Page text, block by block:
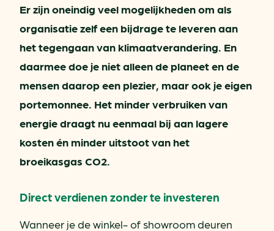
Er zijn oneindig veel mogelijkheden om als
organisatie zelf een bijdrage te leveren aan
het tegengaan van klimaatverandering. En
daarmee doe je niet alleen de planeet en de
mensen daarop een plezier, maar ook je eigen
portemonnee. Het minder verbruiken van
energie draagt nu eenmaal bij aan lagere
kosten én minder uitstoot van het
broeikasgas CO2.
Direct verdienen zonder te investeren
Wanneer je de winkel- of showroom deuren